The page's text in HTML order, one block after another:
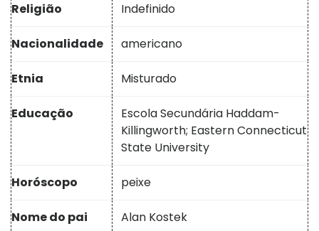
Religião Indefinido
Nacionalidade americano
Etnia Misturado
Educação
Escola Secundária Haddam-
Killingworth; Eastern Connecticut
State University
Horóscopo peixe
Nome do pai Alan Kostek